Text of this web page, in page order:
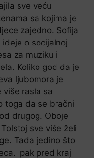
sve veću
sa kojima je
zajedno. Sofija
o socijalnoj
za muziku i
Koliko god da je
ljubomora je
više rasla sa
toga da se bračni
drugog. Oboje
sve više želi
Tada jedino što
Ipak pred kraj